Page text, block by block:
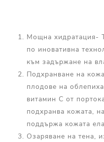
Мощна хидратация-
по иновативна
към задържане на
Подхранване на
плодове на
витамин С от
подхранва кожата,
поддържа кожата
Озаряване на тена,